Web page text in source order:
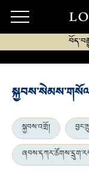
སྐྱབས་འགྲོ།